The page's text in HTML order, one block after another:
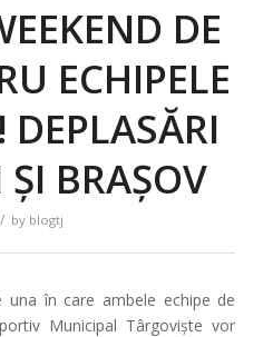
DE
ECHIPELE
BRAȘOV
/ by blogtj
în care ambele echipe de
Municipal Târgoviște vor